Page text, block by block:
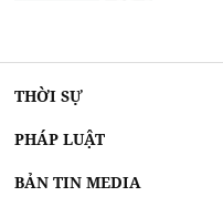
THỜI SỰ
PHÁP LUẬT
BẢN TIN MEDIA